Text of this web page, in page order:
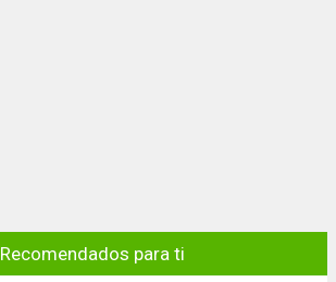
Recomendados para ti